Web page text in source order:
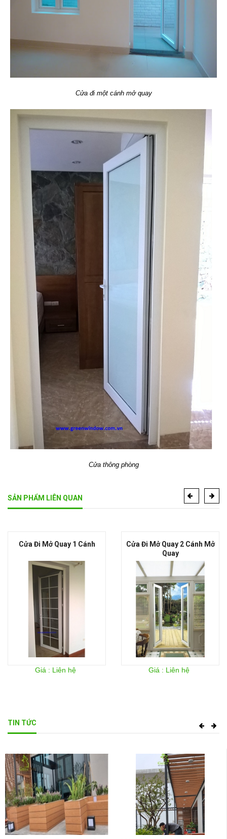
Cửa đi một cánh mở quay
Cửa thông phòng
SẢN PHẨM LIÊN QUAN
Cửa Đi Mở Quay 2 Cánh Mở
Giá : Liên hệ
Cửa Đi Mở
Giá : Liên hệ
TIN TỨC